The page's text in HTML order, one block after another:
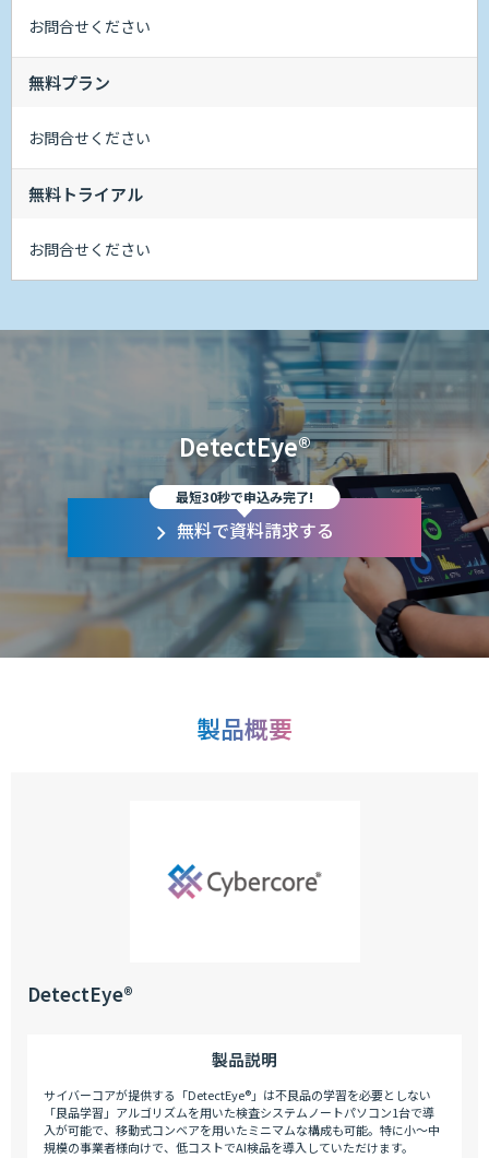
お問合せください
無料プラン
お問合せください
無料トライアル
お問合せください
DetectEye®
最短30秒で申込み完了!
無料で資料請求する
製品概要
DetectEye®
製品説明
サイバーコアが提供する「DetectEye®」は不良品の学習を必要としない
「良品学習」アルゴリズムを用いた検査システムノートパソコン1台で導
入が可能で、移動式コンベアを用いたミニマムな構成も可能。特に小〜中
規模の事業者様向けで、低コストでAI検品を導入していただけます。